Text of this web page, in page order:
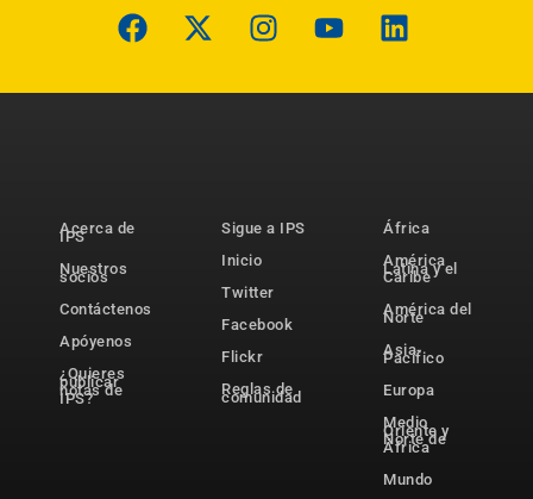
Acerca de
IPS
Nuestros
socios
Contáctenos
Apóyenos
¿Quieres
publicar
notas de
IPS?
Sigue a IPS
Inicio
Twitter
Facebook
Flickr
Reglas de
comunidad
África
América
Latina y el
Caribe
América del
Norte
Asia-
Pacífico
Europa
Medio
Oriente y
Norte de
África
Mundo